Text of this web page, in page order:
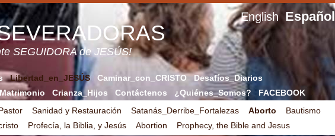
SEGUIDORA de JESÚS!
English Español
Libertad_en_JESÚS Caminar_con_CRISTO
Desafíos_Diarios
Crianza_Hijos Contáctenos ¿Quiénes_Somos?
FACEBOOK
Sanidad y Restauración Satanás_Derribe_Fortalezas Aborto
Bautismo
Profecía, la Biblia, y Jesús Abortion Prophecy, the Bible and Jesus